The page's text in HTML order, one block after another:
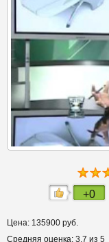
+0
Цена: 135900 руб.
Средняя оценка: 3.7 из 5